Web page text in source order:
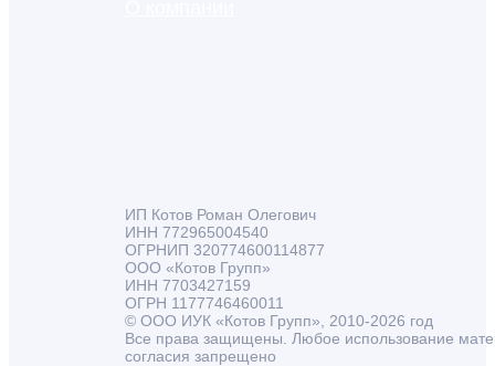
ИП Котов Роман Олегович
ИНН 772965004540
ОГРНИП 320774600114877
ООО «Котов Групп»
ИНН 7703427159
ОГРН 1177746460011
© ООО ИУК «Котов Групп», 2010-2026 год
Все права защищены. Любое использование
согласия запрещено